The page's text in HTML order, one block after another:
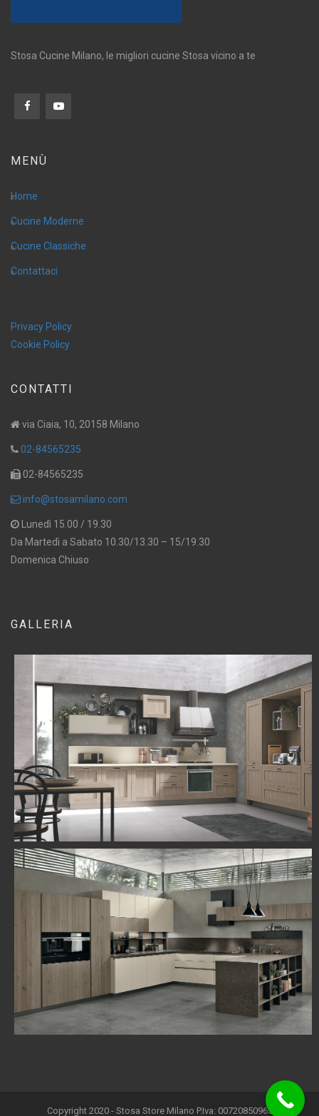
Stosa Cucine Milano, le migliori cucine Stosa vicino a te
MENÙ
Home
Cucine Moderne
Cucine Classiche
Contattaci
Privacy Policy
Cookie Policy
CONTATTI
via Ciaia, 10, 20158 Milano
02-84565235
02-84565235
info@stosamilano.com
Lunedì 15.00 / 19.30
Da Martedì a Sabato 10.30/13.30 – 15/19.30
Domenica Chiuso
GALLERIA
Copyright 2020 - Stosa Store Milano P.Iva: 00720850965